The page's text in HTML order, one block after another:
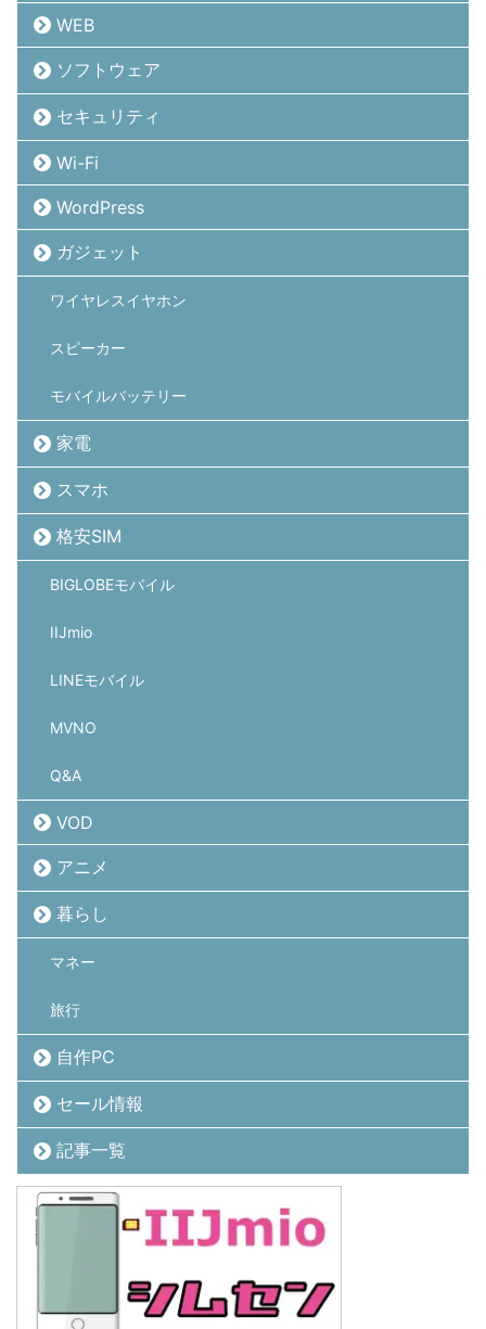
WEB
ソフトウェア
セキュリティ
Wi-Fi
WordPress
ガジェット
ワイヤレスイヤホン
スピーカー
モバイルバッテリー
家電
スマホ
格安SIM
BIGLOBEモバイル
IIJmio
LINEモバイル
MVNO
Q&A
VOD
アニメ
暮らし
マネー
旅行
自作PC
セール情報
記事一覧